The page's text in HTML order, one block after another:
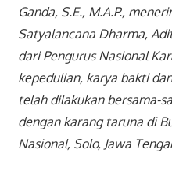
Ganda, S.E., M.A.P.,
Satyalancana Dharma,
dari Pengurus Nasional
kepedulian, karya bakti
telah dilakukan bersama-
dengan karang taruna di
Nasional, Solo, Jawa